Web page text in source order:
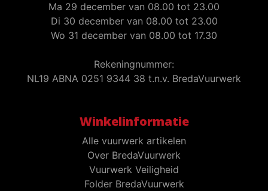
Ma 29 december van 08.00 tot 23.00
Di 30 december van 08.00 tot 23.00
Wo 31 december van 08.00 tot 17.30
Rekeningnummer:
NL19 ABNA 0251 9344 38 t.n.v. BredaVuurwerk
Winkelinformatie
Alle vuurwerk artikelen
Over BredaVuurwerk
Vuurwerk Veiligheid
Folder BredaVuurwerk